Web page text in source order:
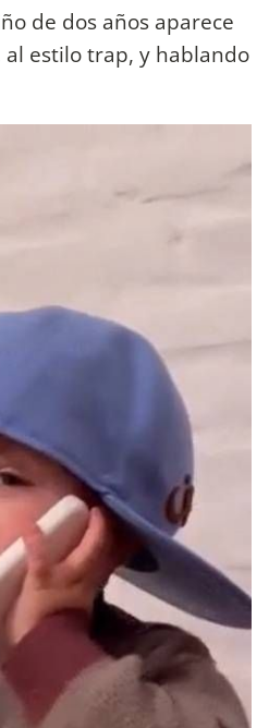
de dos años aparece
estilo trap, y hablando